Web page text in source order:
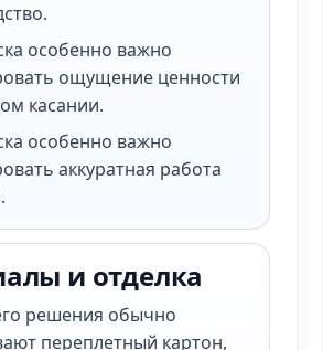
особенно важно
ощущение ценности
касании.
особенно важно
аккуратная работа
и отделка
решения обычно
переплетный картон,